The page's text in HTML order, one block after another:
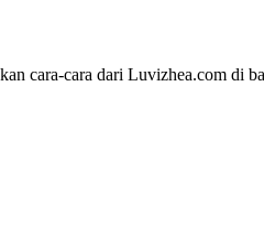
cara-cara dari Luvizhea.com di